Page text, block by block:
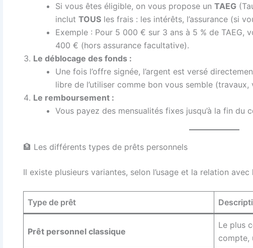
Si vous êtes éligible, on vous propose un TAEG
inclut TOUS les frais : les intérêts, l’assurance (si
Exemple : Pour 5 000 € sur 3 ans à 5 % de TAEG,
400 € (hors assurance facultative).
Le déblocage des fonds :
Une fois l’offre signée, l’argent est versé
libre de l’utiliser comme bon vous semble
Le remboursement :
Vous payez des mensualités fixes jusqu’à la fin du
🏦 Les différents types de prêts personnels
Il existe plusieurs variantes, selon l’usage et la relation avec
Type de prêt
Prêt personnel classique
Le plus
compte,